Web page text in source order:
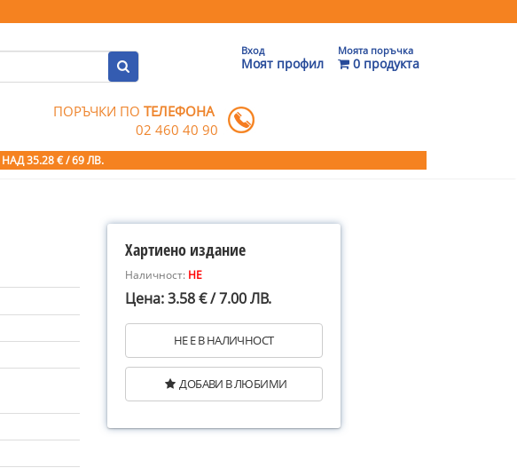
Вход
Моят профил
Моята поръчка
0 продукта
ПОРЪЧКИ ПОТЕЛЕФОНА
02 460 40 90
НАД 35.28 € / 69 ЛВ.
Хартиено издание
Наличност: НЕ
Цена: 3.58 € / 7.00 ЛВ.
НЕ Е В НАЛИЧНОСТ
ДОБАВИ В ЛЮБИМИ